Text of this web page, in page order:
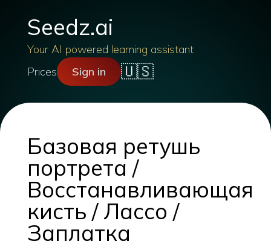
Seedz.ai
Your AI powered learning assistant
Prices
Sign in 🇺🇸
Базовая ретушь
портрета /
Восстанавливающая
кисть / Лассо /
Заплатка